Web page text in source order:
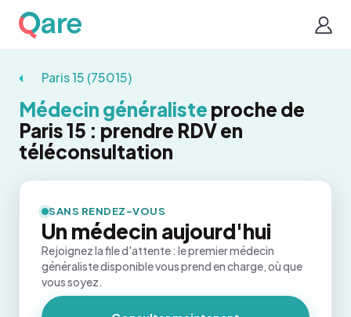
Paris 15 (75015)
Médecin généraliste proche de
Paris 15 : prendre RDV en
téléconsultation
SANS RENDEZ-VOUS
Un médecin aujourd'hui
Rejoignez la file d'attente : le premier médecin
généraliste disponible vous prend en charge, où que
vous soyez.